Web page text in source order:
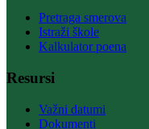
Pretraga smerova
Istraži škole
Kalkulator poena
Resursi
Važni datumi
Dokumenti